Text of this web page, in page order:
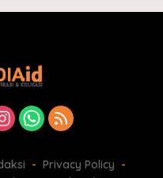
Privacy Policy